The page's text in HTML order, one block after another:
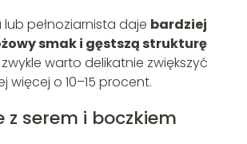
pełnoziarnista daje bardziej
smak i gęstszą strukturę
warto delikatnie zwiększyć
więcej o 10–15 procent.
z serem i boczkiem